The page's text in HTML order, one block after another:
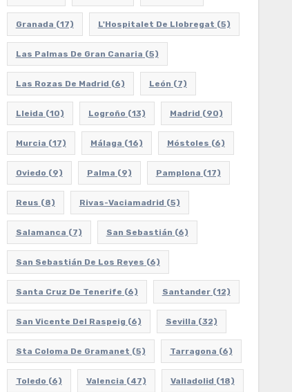
Granada (17) L'Hospitalet De Llobregat (5)
Las Palmas De Gran Canaria (5)
Las Rozas De Madrid (6) León (7)
Lleida (10) Logroño (13) Madrid (90)
Murcia (17) Málaga (16) Móstoles (6)
Oviedo (9) Palma (9) Pamplona (17)
Reus (8) Rivas-Vaciamadrid (5)
Salamanca (7) San Sebastián (6)
San Sebastián De Los Reyes (6)
Santa Cruz De Tenerife (6) Santander(12)
San Vicente Del Raspeig (6) Sevilla (32)
Sta Coloma De Gramanet (5) Tarragona (6)
Toledo (6) Valencia (47) Valladolid (18)